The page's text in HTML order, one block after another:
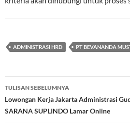
ADMINISTRASI HRD PT BEVANANDA
Navigasi
Tulisan
TULISAN SEBELUMNYA
Lowongan Kerja Jakarta Administrasi
SARANA SUPLINDO Lamar Online